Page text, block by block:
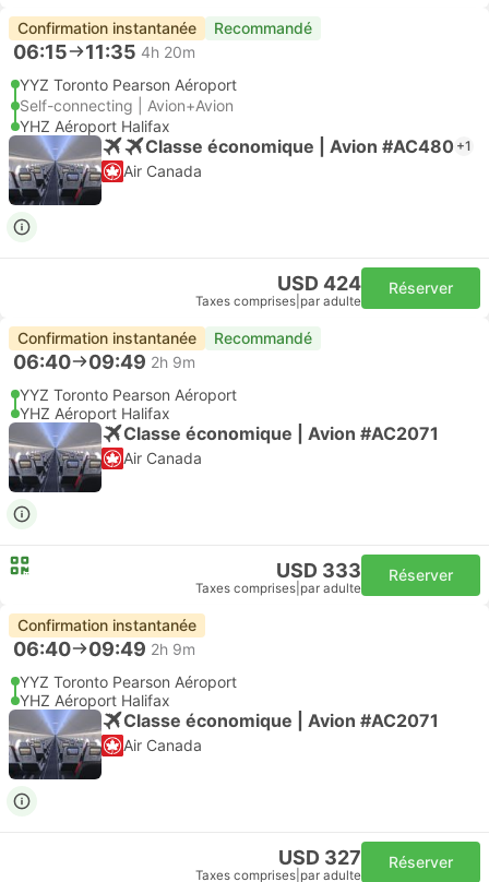
Confirmation instantanée Recommandé
06:15 11:35 4h 20m
YYZ Toronto Pearson Aéroport
Self-connecting | Avion+Avion
YHZ Aéroport Halifax
Classe économique | Avion #AC480 +1
Air Canada
USD 424
Taxes comprises par adulte
Réserver
Confirmation instantanée Recommandé
06:40 09:49 2h 9m
YYZ Toronto Pearson Aéroport
YHZ Aéroport Halifax
Classe économique | Avion #AC2071
Air Canada
USD 333
Taxes comprises par adulte
Réserver
Confirmation instantanée
06:40 09:49 2h 9m
YYZ Toronto Pearson Aéroport
YHZ Aéroport Halifax
Classe économique | Avion #AC2071
Air Canada
USD 327
Taxes comprises par adulte
Réserver